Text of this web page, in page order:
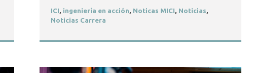
ICI, ingeniería en acción, Noticas MICI, Noticias,
Noticias Carrera